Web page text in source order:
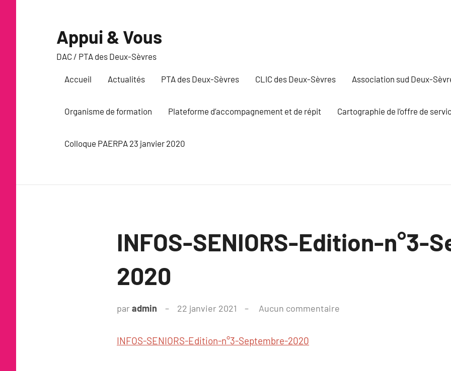
Appui & Vous
DAC / PTA des Deux-Sèvres
Accueil Actualités PTA des Deux-Sèvres CLIC des Deux-Sèvres Association sud Deux-
Organisme de formation Plateforme d’accompagnement et de répit Cartographie de l’offre de
Colloque PAERPA 23 janvier 2020
INFOS-SENIORS-Edition-n°3-
2020
par admin 22 janvier 2021 Aucun commentaire
INFOS-SENIORS-Edition-n°3-Septembre-2020